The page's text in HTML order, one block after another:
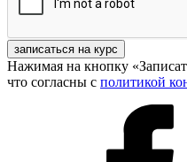
записаться на курс
Нажимая на кнопку
что согласны с политикой